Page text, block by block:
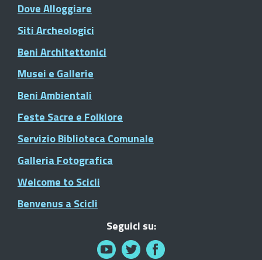
Dove Alloggiare
Siti Archeologici
Beni Architettonici
Musei e Gallerie
Beni Ambientali
Feste Sacre e Folklore
Servizio Biblioteca Comunale
Galleria Fotografica
Welcome to Scicli
Benvenus a Scicli
Seguici su: